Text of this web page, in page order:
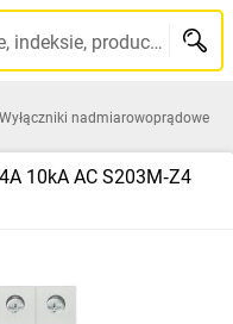
Szukaj po nazwie, indeksie, producencie, kodzie kreskowym...
Wyłączniki nadmiarowoprądowe
10kA AC S203M‑Z4